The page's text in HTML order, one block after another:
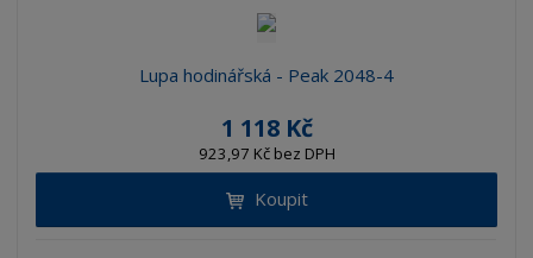
Lupa hodinářská - Peak 2048-4
1 118 Kč
923,97 Kč bez DPH
Koupit